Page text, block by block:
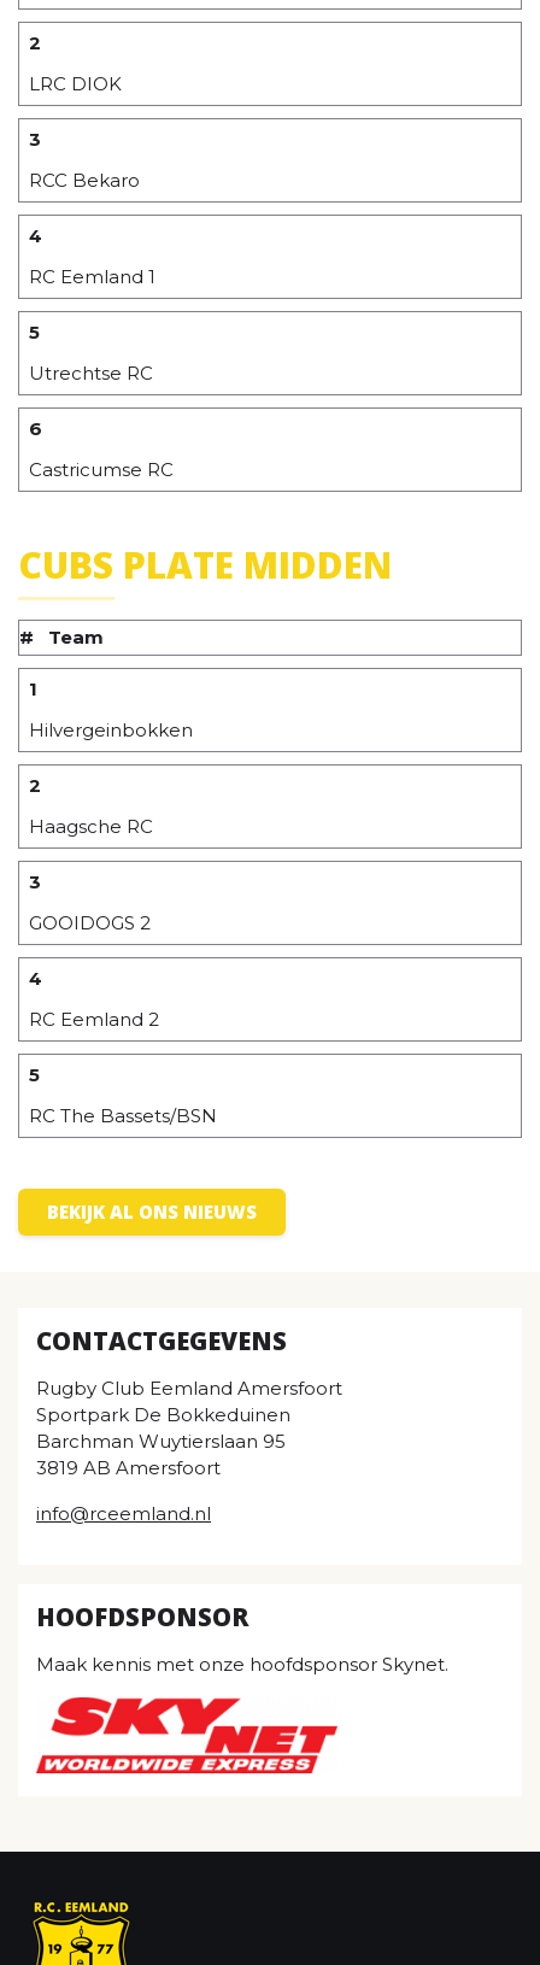
2
LRC DIOK
3
RCC Bekaro
4
RC Eemland 1
5
Utrechtse RC
6
Castricumse RC
CUBS PLATE MIDDEN
# Team
1
Hilvergeinbokken
2
Haagsche RC
3
GOOIDOGS 2
4
RC Eemland 2
5
RC The Bassets/BSN
BEKIJK AL ONS NIEUWS
CONTACTGEGEVENS
Rugby Club Eemland Amersfoort
Sportpark De Bokkeduinen
Barchman Wuytierslaan 95
3819 AB Amersfoort
info@rceemland.nl
HOOFDSPONSOR
Maak kennis met onze hoofdsponsor Skynet.